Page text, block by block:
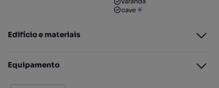
cave
Edifício e materiais
Equipamento